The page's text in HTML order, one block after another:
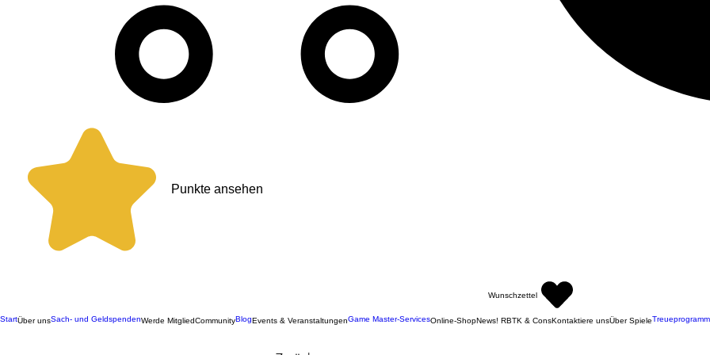
Punkte ansehen
Wunschzettel
StartÜber unsSach- und GeldspendenWerde MitgliedCommunityBlogEvents & VeranstaltungenGame Master-ServicesOnline-ShopNews! RBTK & ConsKontaktiere unsÜber SpieleTreueprogramm